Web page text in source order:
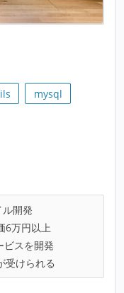
mysql
ル開発
6万円以上
ビスを開発
受けられる